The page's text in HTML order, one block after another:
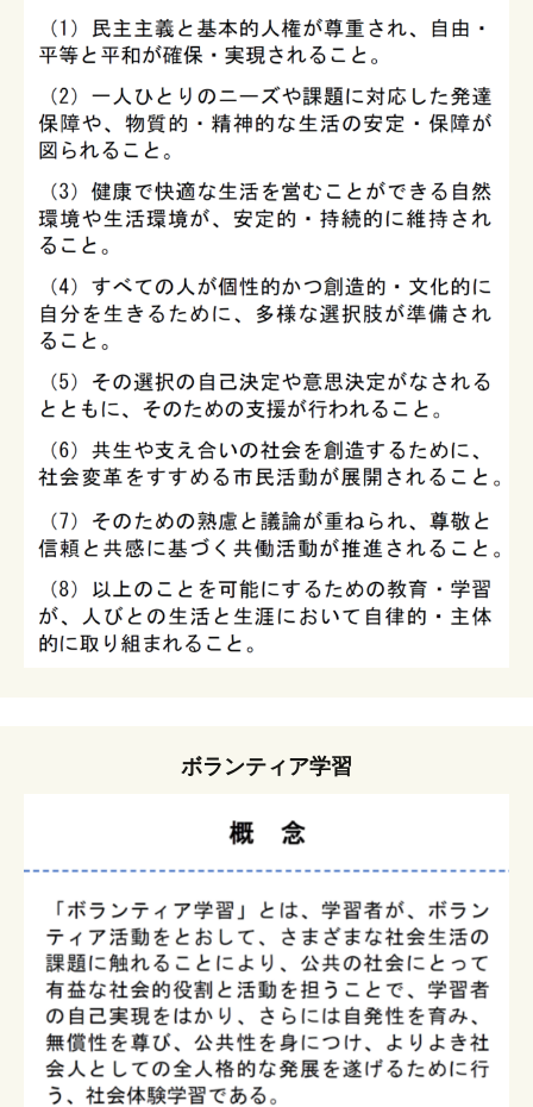
ボランティア学習